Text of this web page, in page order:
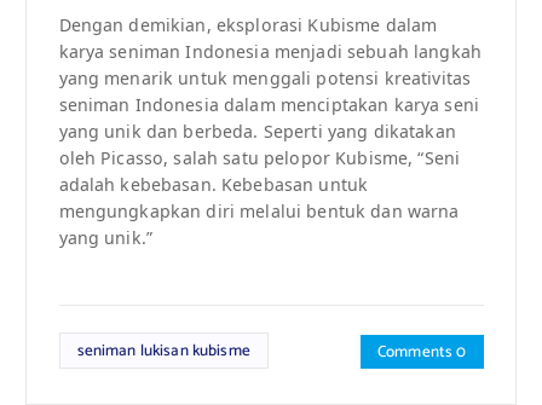
Dengan demikian, eksplorasi Kubisme dalam
karya seniman Indonesia menjadi sebuah langkah
yang menarik untuk menggali potensi kreativitas
seniman Indonesia dalam menciptakan karya seni
yang unik dan berbeda. Seperti yang dikatakan
oleh Picasso, salah satu pelopor Kubisme, “Seni
adalah kebebasan. Kebebasan untuk
mengungkapkan diri melalui bentuk dan warna
yang unik.”
seniman lukisan kubisme Comments 0